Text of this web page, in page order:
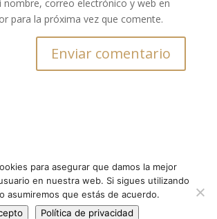
nombre, correo electrónico y web en
para la próxima vez que comente.
Política de Privacidad
Condiciones de Compra
Cancelación y Devoluciones
para asegurar que damos la mejor
en nuestra web. Si sigues utilizando
asumiremos que estás de acuerdo.
Política de privacidad